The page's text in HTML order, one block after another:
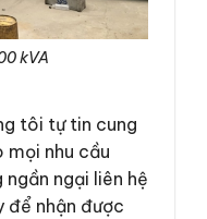
kVA
tôi tự tin cung
mọi nhu cầu
ngại liên hệ
để nhận được